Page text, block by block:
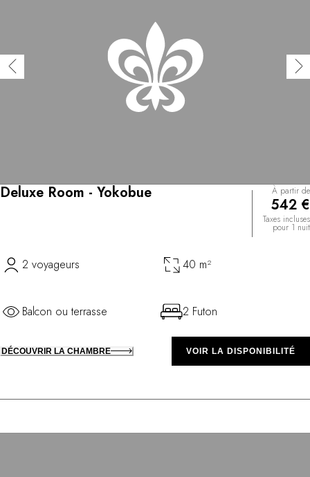
Deluxe Room - Yokobue À partir de
542 €
Taxes incluses
pour 1 nuit
2 voyageurs 40 m²
Balcon ou terrasse 2 Futon
DÉCOUVRIR LA CHAMBRE VOIR LA DISPONIBILITÉ